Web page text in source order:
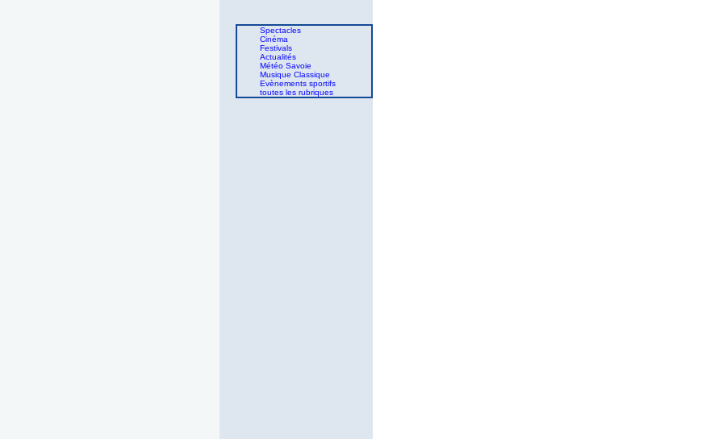
Spectacles
Cinéma
Festivals
Actualités
Météo Savoie
Musique Classique
Evènements sportifs
toutes les rubriques